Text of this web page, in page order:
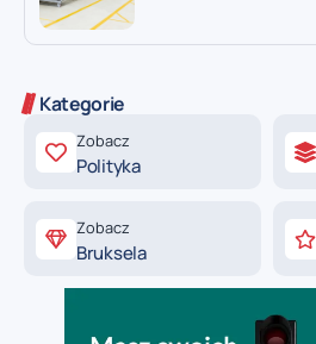
Kategorie
Zobacz
Polityka
Zobacz
Bruksela